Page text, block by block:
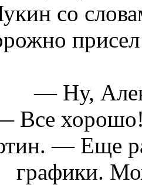
со
— Ну,
Все
— Еще
графики.